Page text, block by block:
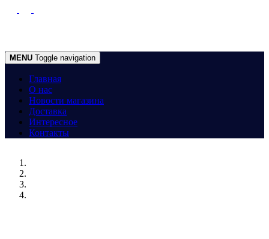
MENU Toggle navigation
Главная
О нас
Новости магазина
Доставка
Интересное
Контакты